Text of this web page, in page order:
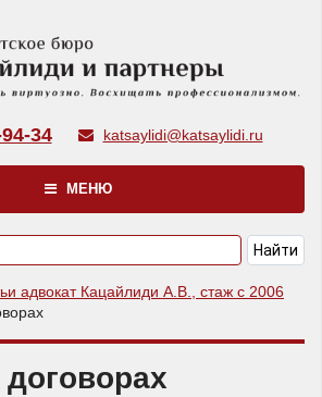
34 katsaylidi@katsaylidi.ru
МЕНЮ
адвокат Кацайлиди А.В., стаж с 2006